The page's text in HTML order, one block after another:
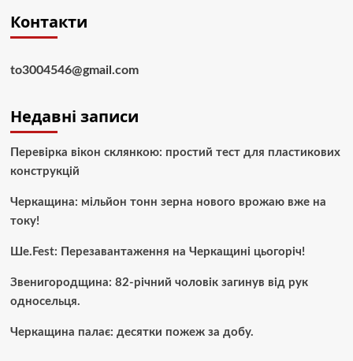
Контакти
to3004546@gmail.com
Недавні записи
Перевірка вікон склянкою: простий тест для пластикових
конструкцій
Черкащина: мільйон тонн зерна нового врожаю вже на
току!
Ше.Fest: Перезавантаження на Черкащині цьогоріч!
Звенигородщина: 82-річний чоловік загинув від рук
односельця.
Черкащина палає: десятки пожеж за добу.